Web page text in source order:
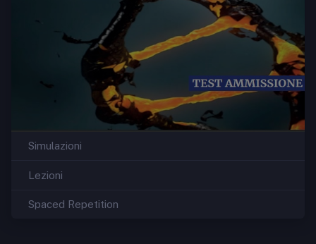
Simulazioni
Lezioni
Spaced Repetition